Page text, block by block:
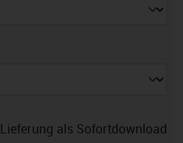
Lieferung als Sofortdownload